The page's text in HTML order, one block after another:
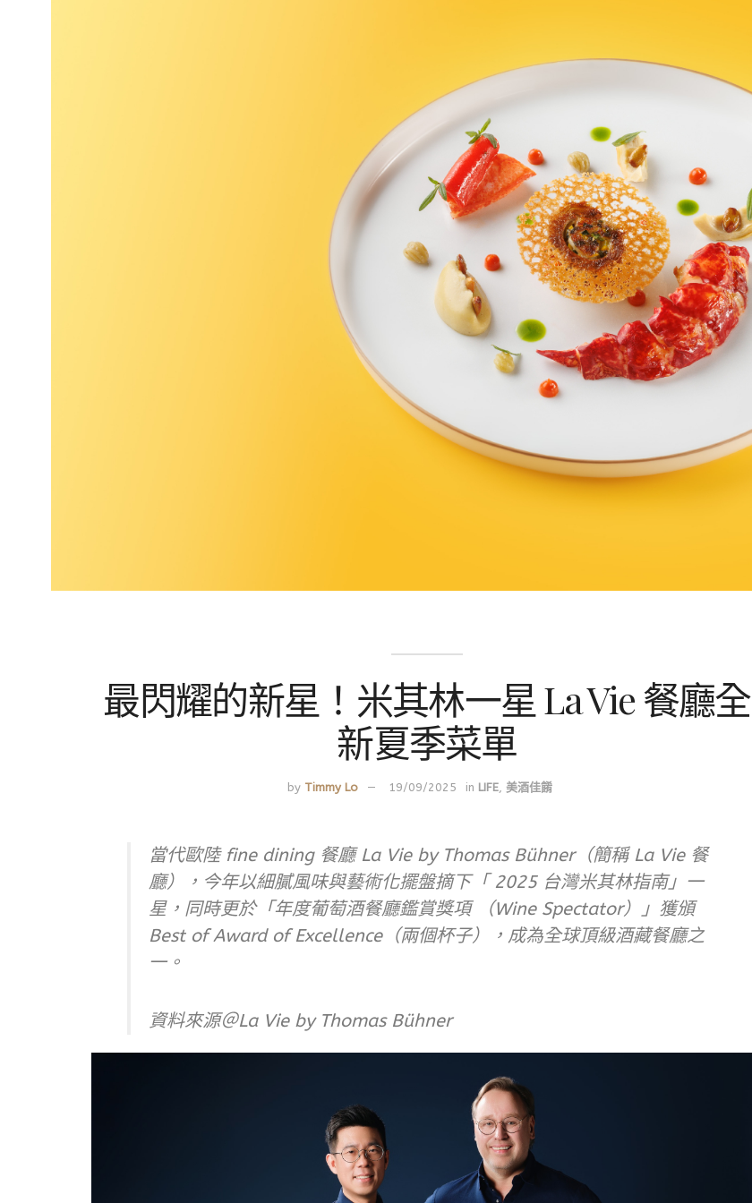
最閃耀的新星！米其林一星 La Vie 餐廳全
新夏季菜單
by Timmy Lo 19/09/2025 in LIFE, 美酒佳餚
當代歐陸 fine dining 餐廳 La Vie by Thomas Bühner（簡稱 La Vie 餐
廳），今年以細膩風味與藝術化擺盤摘下「 2025 台灣米其林指南」一
星，同時更於「年度葡萄酒餐廳鑑賞獎項 （Wine Spectator）」獲頒
Best of Award of Excellence（兩個杯子），成為全球頂級酒藏餐廳之
一。
資料來源＠La Vie by Thomas Bühner